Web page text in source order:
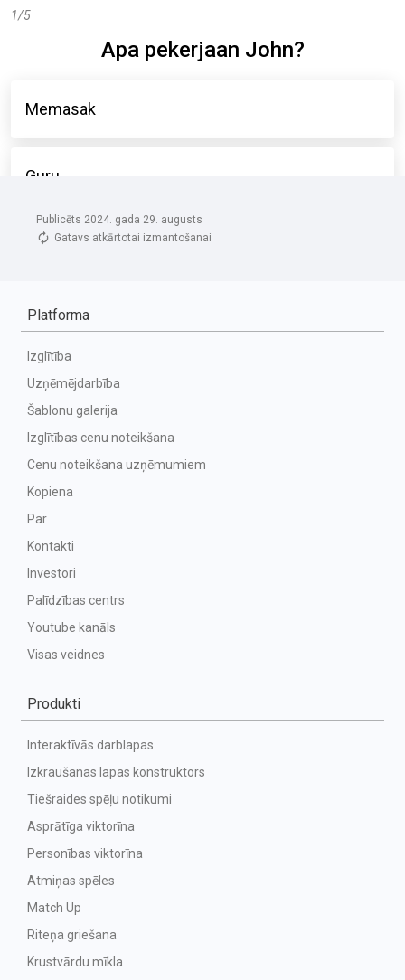
Publicēts 2024. gada 29. augusts
Gatavs atkārtotai izmantošanai
Platforma
Izglītība
Uzņēmējdarbība
Šablonu galerija
Izglītības cenu noteikšana
Cenu noteikšana uzņēmumiem
Kopiena
Par
Kontakti
Investori
Palīdzības centrs
Youtube kanāls
Visas veidnes
Produkti
Interaktīvās darblapas
Izkraušanas lapas konstruktors
Tiešraides spēļu notikumi
Asprātīga viktorīna
Personības viktorīna
Atmiņas spēles
Match Up
Riteņa griešana
Krustvārdu mīkla